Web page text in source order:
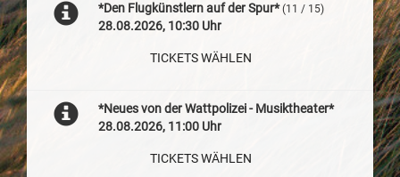
*Den Flugkünstlern auf der Spur* (11 / 15)
28.08.2026, 10:30 Uhr
TICKETS WÄHLEN
*Neues von der Wattpolizei - Musiktheater*
28.08.2026, 11:00 Uhr
TICKETS WÄHLEN